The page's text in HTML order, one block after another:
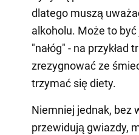
dlatego muszą
alkoholu. Może to
"nałóg" - na przykład
zrezygnować ze
trzymać się diety.
Niemniej jednak, bez
przewidują gwiazdy,